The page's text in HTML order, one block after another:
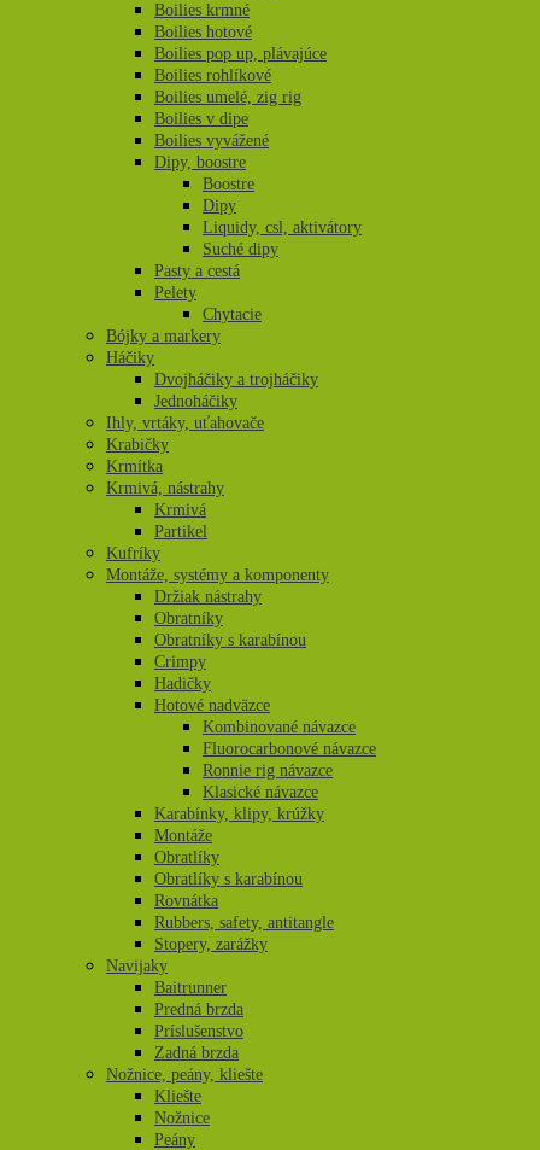
Boilies krmné
Boilies hotové
Boilies pop up, plávajúce
Boilies rohlíkové
Boilies umelé, zig rig
Boilies v dipe
Boilies vyvážené
Dipy, boostre
Boostre
Dipy
Liquidy, csl, aktivátory
Suché dipy
Pasty a cestá
Pelety
Chytacie
Bójky a markery
Háčiky
Dvojháčiky a trojháčiky
Jednoháčiky
Ihly, vrtáky, uťahovače
Krabičky
Krmítka
Krmivá, nástrahy
Krmivá
Partikel
Kufríky
Montáže, systémy a komponenty
Držiak nástrahy
Obratníky
Obratníky s karabínou
Crimpy
Hadičky
Hotové nadväzce
Kombinované návazce
Fluorocarbonové návazce
Ronnie rig návazce
Klasické návazce
Karabínky, klipy, krúžky
Montáže
Obratlíky
Obratlíky s karabínou
Rovnátka
Rubbers, safety, antitangle
Stopery, zarážky
Navijaky
Baitrunner
Predná brzda
Príslušenstvo
Zadná brzda
Nožnice, peány, kliešte
Kliešte
Nožnice
Peány